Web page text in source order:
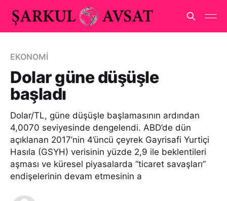
EKONOMİ
Dolar güne düşüşle
başladı
Dolar/TL, güne düşüşle başlamasının ardından
4,0070 seviyesinde dengelendi. ABD’de dün
açıklanan 2017’nin 4’üncü çeyrek Gayrisafi Yurtiçi
Hasıla (GSYH) verisinin yüzde 2,9 ile beklentileri
aşması ve küresel piyasalarda “ticaret savaşları”
endişelerinin devam etmesinin a